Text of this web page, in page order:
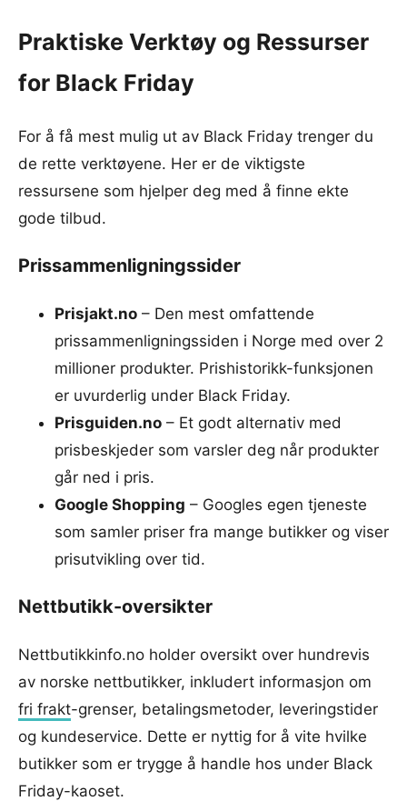
Praktiske Verktøy og Ressurser
for Black Friday
For å få mest mulig ut av Black Friday trenger du
de rette verktøyene. Her er de viktigste
ressursene som hjelper deg med å finne ekte
gode tilbud.
Prissammenligningssider
Prisjakt.no – Den mest omfattende
prissammenligningssiden i Norge med over 2
millioner produkter. Prishistorikk-funksjonen
er uvurderlig under Black Friday.
Prisguiden.no – Et godt alternativ med
prisbeskjeder som varsler deg når produkter
går ned i pris.
Google Shopping – Googles egen tjeneste
som samler priser fra mange butikker og viser
prisutvikling over tid.
Nettbutikk-oversikter
Nettbutikkinfo.no holder oversikt over hundrevis
av norske nettbutikker, inkludert informasjon om
fri frakt-grenser, betalingsmetoder, leveringstider
og kundeservice. Dette er nyttig for å vite hvilke
butikker som er trygge å handle hos under Black
Friday-kaoset.